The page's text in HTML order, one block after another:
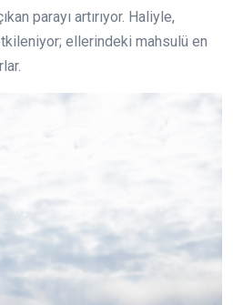
parayı artırıyor. Haliyle,
ellerindeki mahsulü en